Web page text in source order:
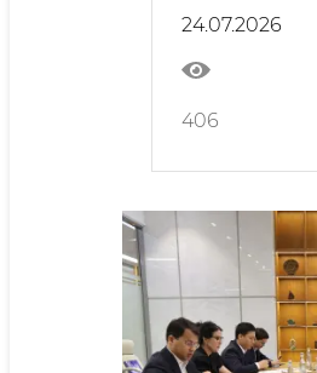
24.07.2026
406